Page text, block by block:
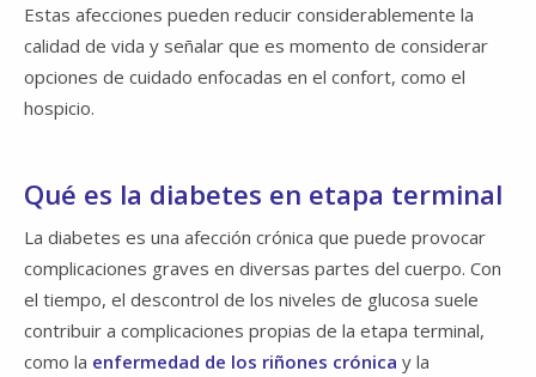
Estas afecciones pueden reducir considerablemente la
calidad de vida y señalar que es momento de considerar
opciones de cuidado enfocadas en el confort, como el
hospicio.
Qué es la diabetes en etapa terminal
La diabetes es una afección crónica que puede provocar
complicaciones graves en diversas partes del cuerpo. Con
el tiempo, el descontrol de los niveles de glucosa suele
contribuir a complicaciones propias de la etapa terminal,
como la enfermedad de los riñones crónica y la